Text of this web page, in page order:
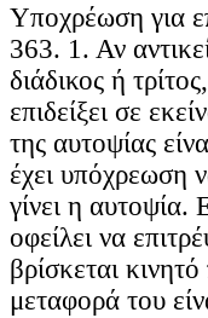
Υποχρέωση για
363. 1. Αν
διάδικος ή
επιδείξει σε
της αυτοψίας
έχει υπόχρεωση
γίνει η αυτοψία.
οφείλει να
βρίσκεται
μεταφορά του